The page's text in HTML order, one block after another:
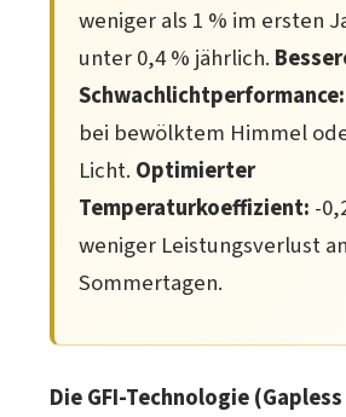
weniger als 1 % im ersten
unter 0,4 % jährlich.
Schwachlichtperformance:
bei bewölktem Himmel
Licht. Optimierter
Temperaturkoeffizient: -
weniger Leistungsverlust
Sommertagen.
Die GFI-Technologie